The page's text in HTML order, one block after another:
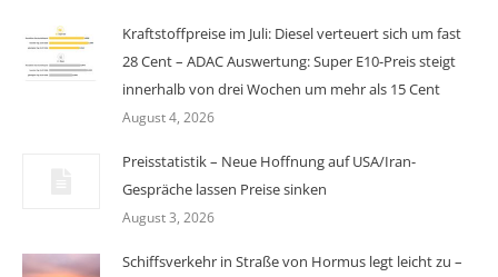
Kraftstoffpreise im Juli: Diesel verteuert sich um fast
28 Cent – ADAC Auswertung: Super E10-Preis steigt
innerhalb von drei Wochen um mehr als 15 Cent
August 4, 2026
Preisstatistik – Neue Hoffnung auf USA/Iran-
Gespräche lassen Preise sinken
August 3, 2026
Schiffsverkehr in Straße von Hormus legt leicht zu –